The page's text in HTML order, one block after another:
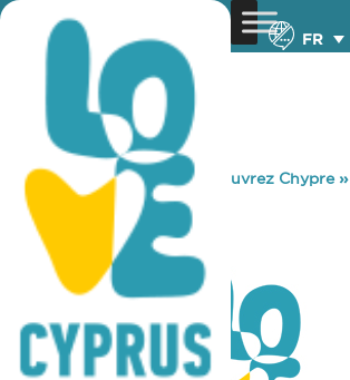
FR
You are here: Home »Découvrez Chypre»
GLYKOLEMONO
GLYKOLEMONO